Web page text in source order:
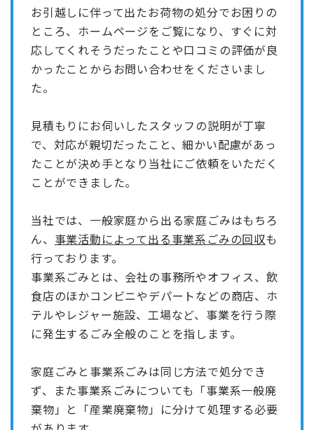
お引越しに伴って出たお荷物の処分でお困りの
ところ、ホームページをご覧になり、すぐに対
応してくれそうだったことや口コミの評価が良
かったことからお問い合わせをくださいまし
た。
見積もりにお伺いしたスタッフの説明が丁寧
で、対応が親切だったこと、細かい配慮があっ
たことが決め手となり当社にご依頼をいただく
ことができました。
当社では、一般家庭から出る家庭ごみはもちろ
ん、 事業活動によって出る事業系ごみの回収も
行っております。
事業系ごみとは、会社の事務所やオフィス、飲
食店のほかコンビニやデパートなどの商店、ホ
テルやレジャー施設、工場など、事業を行う際
に発生するごみ全般のことを指します。
家庭ごみと事業系ごみは同じ方法で処分でき
ず、また事業系ごみについても「事業系一般廃
棄物」と「産業廃棄物」に分けて処理する必要